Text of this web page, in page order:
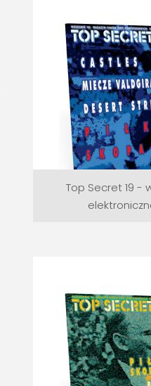
Top Secret 19 -